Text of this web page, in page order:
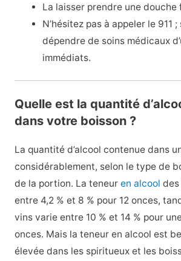
La laisser prendre une douche
N’hésitez pas à appeler le 911
dépendre de soins médicaux
immédiats.
Quelle est la quantité
dans votre boisson ?
La quantité d’alcool contenue dans
considérablement, selon le type de
de la portion. La teneur en alcool
entre 4,2 % et 8 % pour 12 onces,
vins varie entre 10 % et 14 % pour
onces. Mais la teneur en alcool est
élevée dans les spiritueux et les